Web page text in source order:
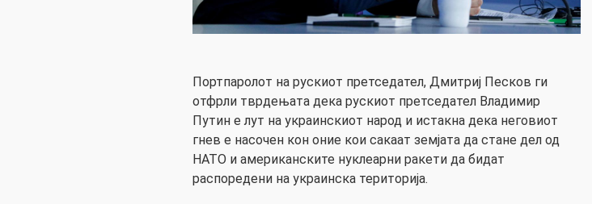
Портпаролот на рускиот претседател, Дмитриј Песков ги
отфрли тврдењата дека рускиот претседател Владимир
Путин е лут на украинскиот народ и истакна дека неговиот
гнев е насочен кон оние кои сакаат земјата да стане дел од
НАТО и американските нуклеарни ракети да бидат
распоредени на украинска територија.